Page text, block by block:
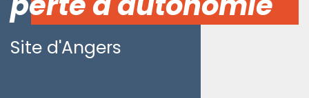
Site d'Angers